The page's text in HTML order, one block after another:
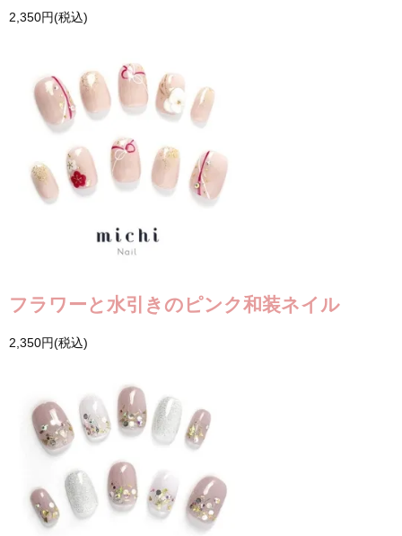
2,350円(税込)
フラワーと水引きのピンク和装ネイル
2,350円(税込)